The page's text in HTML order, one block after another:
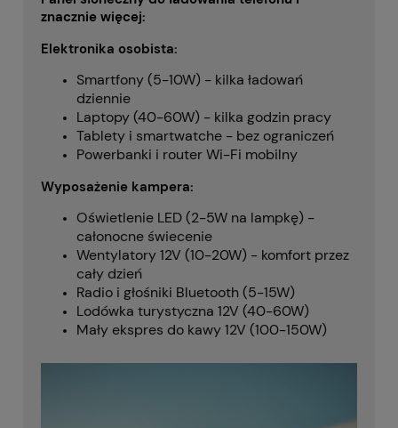
znacznie więcej:
Elektronika osobista:
Smartfony (5-10W) - kilka ładowań
dziennie
Laptopy (40-60W) - kilka godzin pracy
Tablety i smartwatche - bez ograniczeń
Powerbanki i router Wi-Fi mobilny
Wyposażenie kampera:
Oświetlenie LED (2-5W na lampkę) -
całonocne świecenie
Wentylatory 12V (10-20W) - komfort przez
cały dzień
Radio i głośniki Bluetooth (5-15W)
Lodówka turystyczna 12V (40-60W)
Mały ekspres do kawy 12V (100-150W)